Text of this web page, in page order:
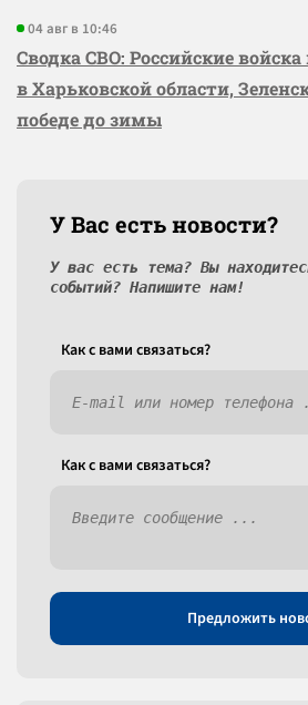
04 авг в 10:46
Сводка СВО: Российские
в Харьковской области,
победе до зимы
У Вас есть новости?
У вас есть тема? Вы
событий? Напишите нам!
Как c вами связаться?
Как c вами связаться?
Предложить